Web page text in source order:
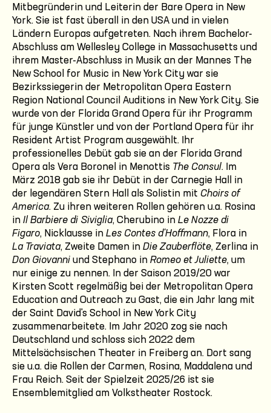
Mitbegründerin und Leiterin der Bare Opera in New
York. Sie ist fast überall in den USA und in vielen
Ländern Europas aufgetreten. Nach ihrem Bachelor-
Abschluss am Wellesley College in Massachusetts und
ihrem Master-Abschluss in Musik an der Mannes The
New School for Music in New York City war sie
Bezirkssiegerin der Metropolitan Opera Eastern
Region National Council Auditions in New York City. Sie
wurde von der Florida Grand Opera für ihr Programm
für junge Künstler und von der Portland Opera für ihr
Resident Artist Program ausgewählt. Ihr
professionelles Debüt gab sie an der Florida Grand
Opera als Vera Boronel in Menottis The Consul. Im
März 2018 gab sie ihr Debüt in der Carnegie Hall in
der legendären Stern Hall als Solistin mit Choirs of
America. Zu ihren weiteren Rollen gehören u.a. Rosina
in Il Barbiere di Siviglia, Cherubino in Le Nozze di
Figaro, Nicklausse in Les Contes d'Hoffmann, Flora in
La Traviata, Zweite Damen in Die Zauberflöte, Zerlina in
Don Giovanni und Stephano in Romeo et Juliette, um
nur einige zu nennen. In der Saison 2019/20 war
Kirsten Scott regelmäßig bei der Metropolitan Opera
Education and Outreach zu Gast, die ein Jahr lang mit
der Saint David's School in New York City
zusammenarbeitete. Im Jahr 2020 zog sie nach
Deutschland und schloss sich 2022 dem
Mittelsächsischen Theater in Freiberg an. Dort sang
sie u.a. die Rollen der Carmen, Rosina, Maddalena und
Frau Reich. Seit der Spielzeit 2025/26 ist sie
Ensemblemitglied am Volkstheater Rostock.